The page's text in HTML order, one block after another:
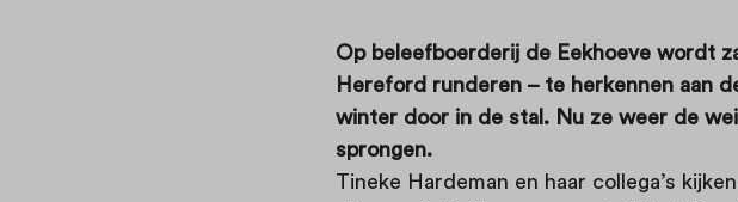
Op beleefboerderij de Eekhoeve wordt
Hereford runderen – te herkennen aan
winter door in de stal. Nu ze weer de
sprongen.
Tineke Hardeman en haar collega’s